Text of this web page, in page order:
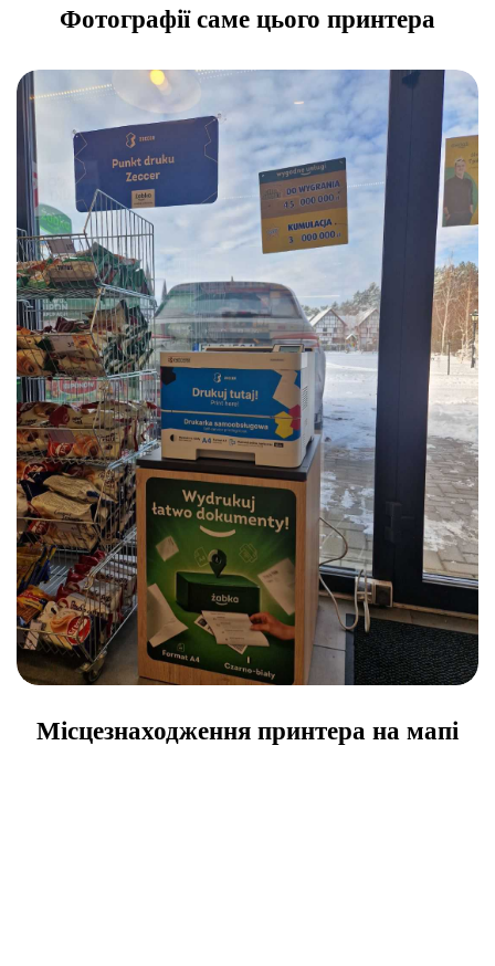
Фотографії саме цього принтера
Місцезнаходження принтера на мапі